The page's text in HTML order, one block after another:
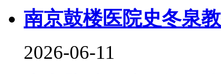
南京鼓楼医院史冬泉
2026-06-11